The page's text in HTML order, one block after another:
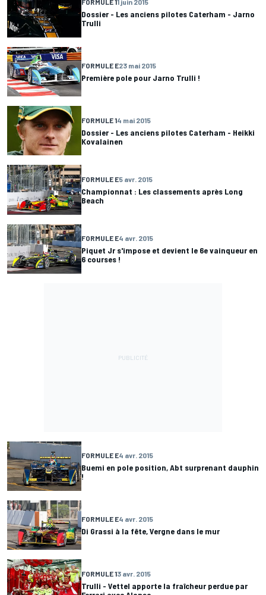
FORMULE 11 juin 2015
Dossier - Les anciens pilotes Caterham - Jarno
Trulli
FORMULE E23 mai 2015
Première pole pour Jarno Trulli !
FORMULE 14 mai 2015
Dossier - Les anciens pilotes Caterham - Heikki
Kovalainen
FORMULE E5 avr. 2015
Championnat : Les classements après Long
Beach
FORMULE E4 avr. 2015
Piquet Jr s'impose et devient le 6e vainqueur en
6 courses !
FORMULE E4 avr. 2015
Buemi en pole position, Abt surprenant dauphin
!
FORMULE E4 avr. 2015
Di Grassi à la fête, Vergne dans le mur
FORMULE 13 avr. 2015
Trulli - Vettel apporte la fraîcheur perdue par